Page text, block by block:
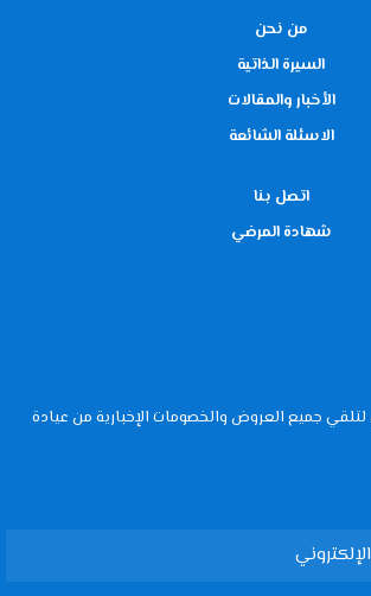
من نحن
السيرة الذاتية
الأخبار والمقالات
الاسئلة الشائعة
اتصل بنا
شهادة المرضي
جميع العروض والخصومات الإخبارية من عيادة